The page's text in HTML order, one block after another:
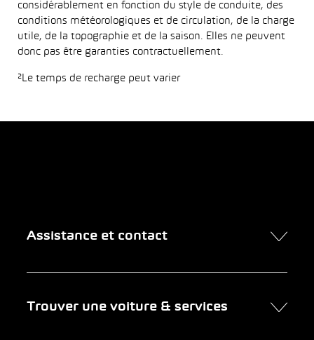
considérablement en fonction du style de conduite, des
conditions météorologiques et de circulation, de la charge
utile, de la topographie et de la saison. Elles ne peuvent
donc pas être garanties contractuellement.
²Le temps de recharge peut varier
Assistance et contact
Trouver une voiture & services